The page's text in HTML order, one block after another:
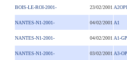
BOIS-LE-ROI-2001- 23/02/2001
NANTES-N1-2001- 04/02/2001 A1
NANTES-N1-2001- 04/02/2001 A1-GP
NANTES-N1-2001- 03/02/2001 A3-